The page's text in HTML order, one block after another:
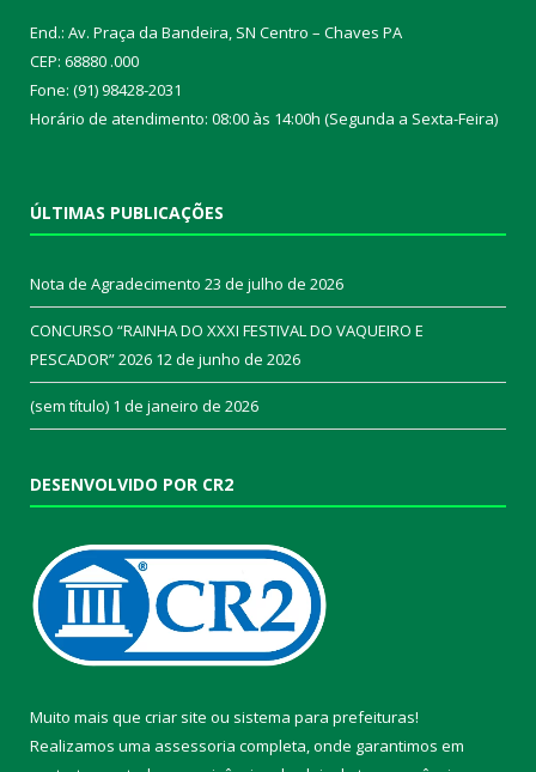
End.: Av. Praça da Bandeira, SN Centro – Chaves PA
CEP: 68880 .000
Fone: (91) 98428-2031
Horário de atendimento: 08:00 às 14:00h (Segunda a Sexta-Feira)
ÚLTIMAS PUBLICAÇÕES
Nota de Agradecimento 23 de julho de 2026
CONCURSO “RAINHA DO XXXI FESTIVAL DO VAQUEIRO E
PESCADOR” 2026 12 de junho de 2026
(sem título) 1 de janeiro de 2026
DESENVOLVIDO POR CR2
Muito mais que criar site ou sistema para prefeituras!
Realizamos uma assessoria completa, onde garantimos em